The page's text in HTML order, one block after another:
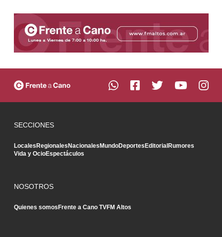
SECCIONES
Locales Regionales Nacionales MundoDeportes Editorial Rumores
Vida y OcioEspectáculos
NOSOTROS
Quienes somos Frente a Cano TVFM Altos